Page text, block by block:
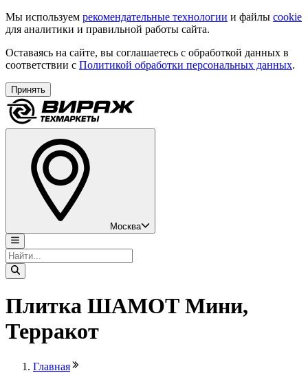
Мы используем рекомендательные технологии и файлы cookie
для аналитики и правильной работы сайта.
Оставаясь на сайте, вы соглашаетесь с обработкой данных в
соответствии с Политикой обработки персональных данных.
Принять
Москва
Плитка ШАМОТ Мини,
Терракот
Главная